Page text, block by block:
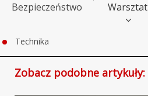
Bezpieczeństwo Warsztat
Technika
Zobacz podobne artykuły: